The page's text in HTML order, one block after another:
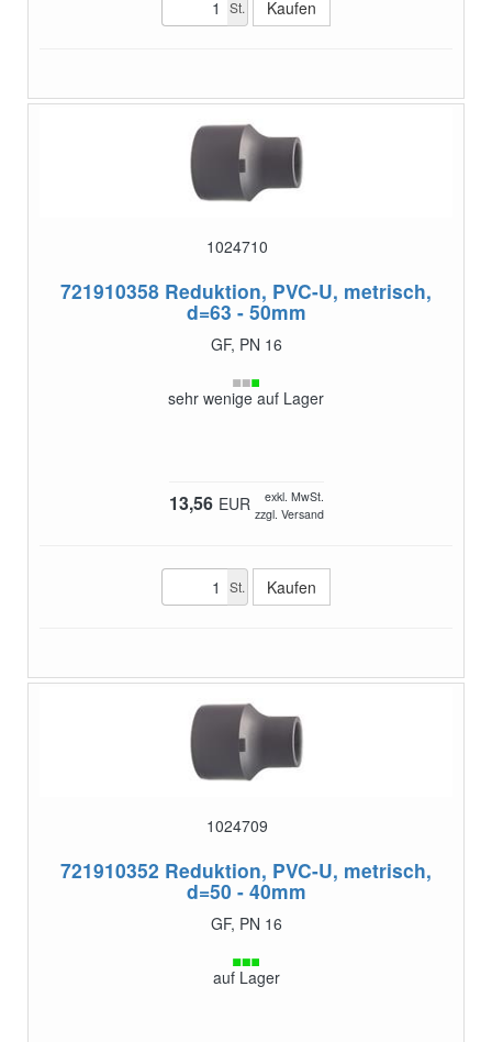
St.
1024710
721910358 Reduktion, PVC-U, metrisch,
d=63 - 50mm
GF, PN 16
sehr wenige auf Lager
13,56 EUR
exkl. MwSt.
zzgl. Versand
St.
1024709
721910352 Reduktion, PVC-U, metrisch,
d=50 - 40mm
GF, PN 16
auf Lager